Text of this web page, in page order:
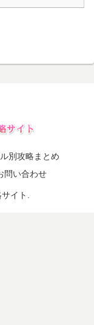
別攻略まとめ
問い合わせ
イト.